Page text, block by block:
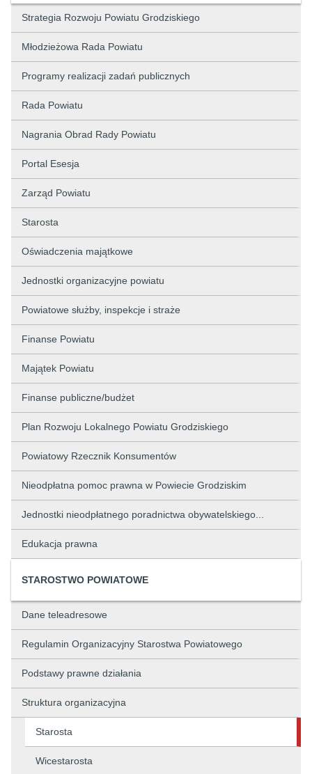
Strategia Rozwoju Powiatu Grodziskiego
Młodzieżowa Rada Powiatu
Programy realizacji zadań publicznych
Rada Powiatu
Nagrania Obrad Rady Powiatu
Portal Esesja
Zarząd Powiatu
Starosta
Oświadczenia majątkowe
Jednostki organizacyjne powiatu
Powiatowe służby, inspekcje i straże
Finanse Powiatu
Majątek Powiatu
Finanse publiczne/budżet
Plan Rozwoju Lokalnego Powiatu Grodziskiego
Powiatowy Rzecznik Konsumentów
Nieodpłatna pomoc prawna w Powiecie Grodziskim
Jednostki nieodpłatnego poradnictwa obywatelskiego...
Edukacja prawna
STAROSTWO POWIATOWE
Dane teleadresowe
Regulamin Organizacyjny Starostwa Powiatowego
Podstawy prawne działania
Struktura organizacyjna
Starosta
Wicestarosta